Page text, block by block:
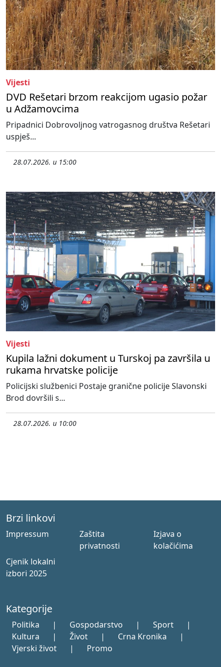
Vijesti
DVD Rešetari brzom reakcijom ugasio požar
u Adžamovcima
Pripadnici Dobrovoljnog vatrogasnog društva Rešetari
uspješ...
28.07.2026. u 15:00
Vijesti
Kupila lažni dokument u Turskoj pa završila u
rukama hrvatske policije
Policijski službenici Postaje granične policije Slavonski
Brod dovršili s...
28.07.2026. u 10:00
Brzi linkovi
Impressum
Zaštita
privatnosti
Izjava o
kolačićima
Cjenik lokalni
izbori 2025
Kategorije
Politika | Gospodarstvo | Sport
|
Kultura
| Život | Crna Kronika
|
Vjerski život
| Promo